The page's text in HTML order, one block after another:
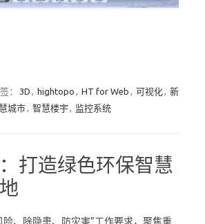
： 3D , hightopo , HT for Web , 可视化, 新
城市, 智慧楼宇 , 监控系统
打造绿色环保智慧
险、除隐患、防灾害”工作要求，聚焦重